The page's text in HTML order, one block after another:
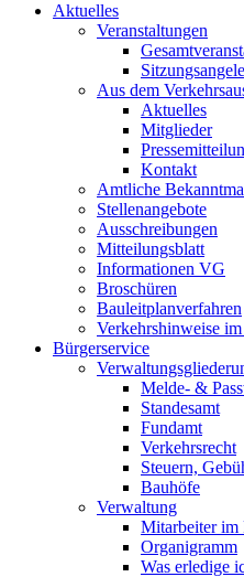
Aktuelles
Veranstaltungen
Aus dem
Aktuelles
Mitglieder
Kontakt
Amtliche
Stellenangebote
Ausschreibungen
Mitteilungsblatt
Informationen VG
Broschüren
Bauleitplanverfahren
Verkehrshinweise
Bürgerservice
Melde- &
Standesamt
Fundamt
Verkehrsrecht
Steuern,
Bauhöfe
Verwaltung
Mitarbeiter im
Organigramm
Was erledige